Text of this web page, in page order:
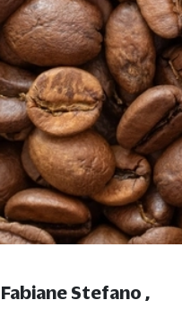
Fabiane Stefano